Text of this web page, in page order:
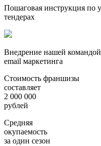
Пошаговая инструкция по
тендерах
Внедрение нашей командой
email маркетинга
Стоимость франшизы
составляет
2 000 000
рублей
Средняя
окупаемость
за один сезон